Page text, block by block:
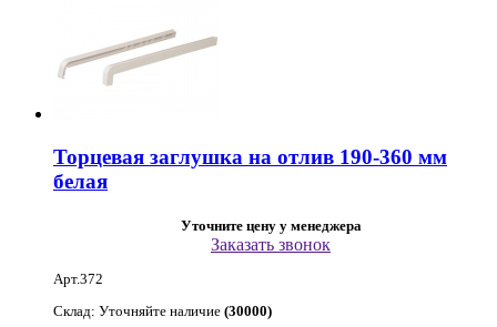
Торцевая заглушка на отлив 190-360 мм
белая
Уточните цену у менеджера
Заказать звонок
Арт.372
Склад: Уточняйте наличие (30000)